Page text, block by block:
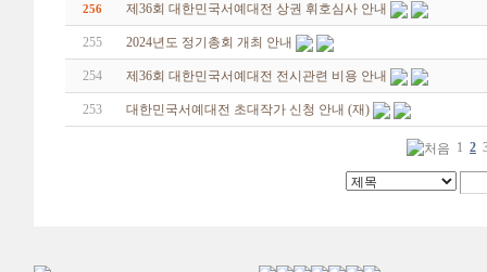
256 제36회 대한민국서예대전 상권 휘호심사 안내
255 2024년도 정기총회 개최 안내
254 제36회 대한민국서예대전 전시관련 비용 안내
253 대한민국서예대전 초대작가 신청 안내 (재)
1 2